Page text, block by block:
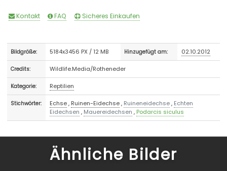
Kontakt FAQ Sicheres Einkaufen
Bildgröße: 5184x3456 PX / 12 MB Hinzugefügt am: 02.10.2012
Credits: Wildlife.Media/Rotheneder
Kategorie: Reptilien
Stichwörter: Echse, Ruinen-Eidechse, Ruineneidechse, Echten
Eidechsen , Mauereidechsen , Podarcis siculus
Ähnliche Bilder